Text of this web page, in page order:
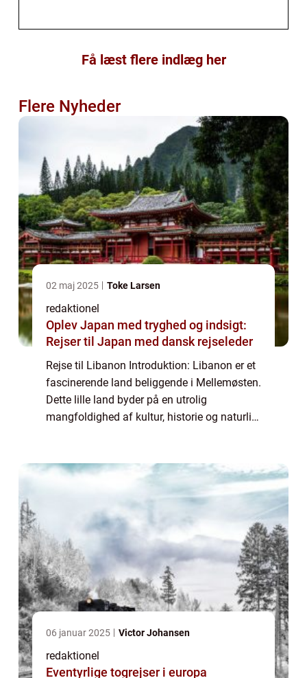
Få læst flere indlæg her
Flere Nyheder
02 maj 2025 Toke Larsen
redaktionel
Oplev Japan med tryghed og indsigt:
Rejser til Japan med dansk rejseleder
Rejse til Libanon Introduktion: Libanon er et
fascinerende land beliggende i Mellemøsten.
Dette lille land byder på en utrolig
mangfoldighed af kultur, historie og naturlig
06 januar 2025 Victor Johansen
redaktionel
Eventyrlige togrejser i europa